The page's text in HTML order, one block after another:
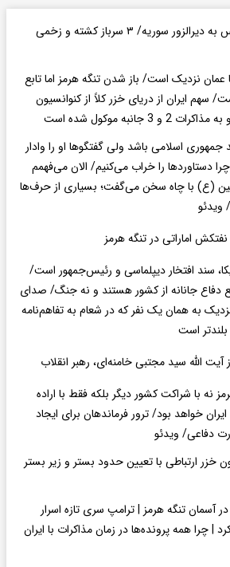
حمله افراد ناشناس به دیرالزور سوریه/ ۳ سرباز کشته و زخمی
عمان نزدیک است/ باز شدن تنگه هرمز اما تابع
سهم ایران از دریای خزر کلاً از کنوانسیون
جانبه موکول شده است
جمهوری اسلامی باشد ولی گفتگوها او را وادار
دستاوردها را خراب می‌کنیم/ الان می‌فهمم
(ع) با چاه سخن می‌گفت؛ بسیاری از حرف‌ها
اماراتی در تنگه هرمز
سند افتخار دیپلماسی و رئیس‌جمهور است/
دفاع جانانه از کشور هستند و نه جنگ/ صدای
به همان یک نفر که در شعام به تفاهم‌نامه
بلندتر است
الله سید مجتبی خامنه‌ای، رهبر انقلاب
نه با شراکت کشور دیگر بلکه فقط با اراده
خواهد بود/ ترور فرماندهان برای ایجاد
دفاعی/ ویدئو
خزر ارتباطی با تعیین حدود بستر و زیر بستر
آسمان تنگه هرمز | ترامپ سری تازه اسرار
| چرا همه پرونده‌ها در زمان مذاکرات با ایران